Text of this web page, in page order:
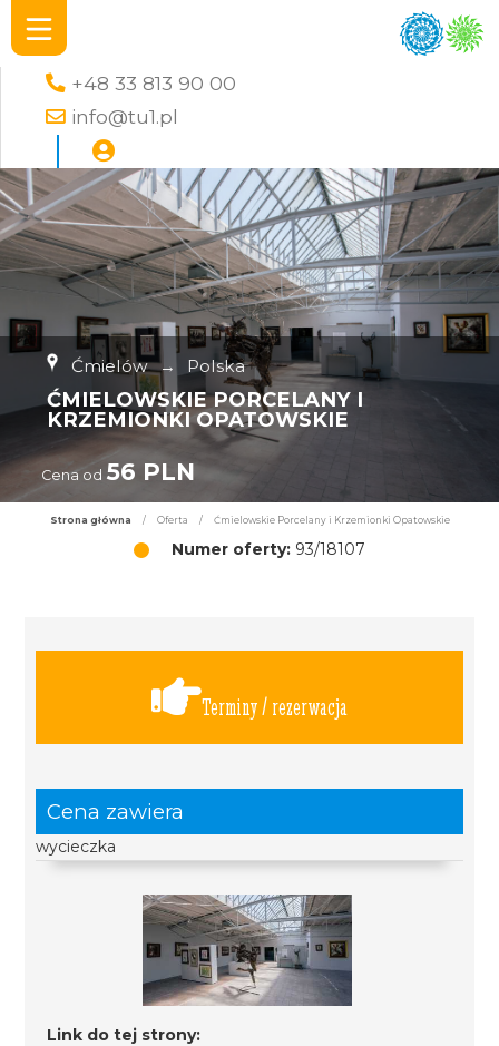
+48 33 813 90 00
info@tu1.pl
Ćmielów → Polska
ĆMIELOWSKIE PORCELANY I
KRZEMIONKI OPATOWSKIE
Cena od 56 PLN
Strona główna / Oferta / Ćmielowskie Porcelany i Krzemionki Opatowskie
Numer oferty: 93/18107
Terminy / rezerwacja
Cena zawiera
wycieczka
Link do tej strony: